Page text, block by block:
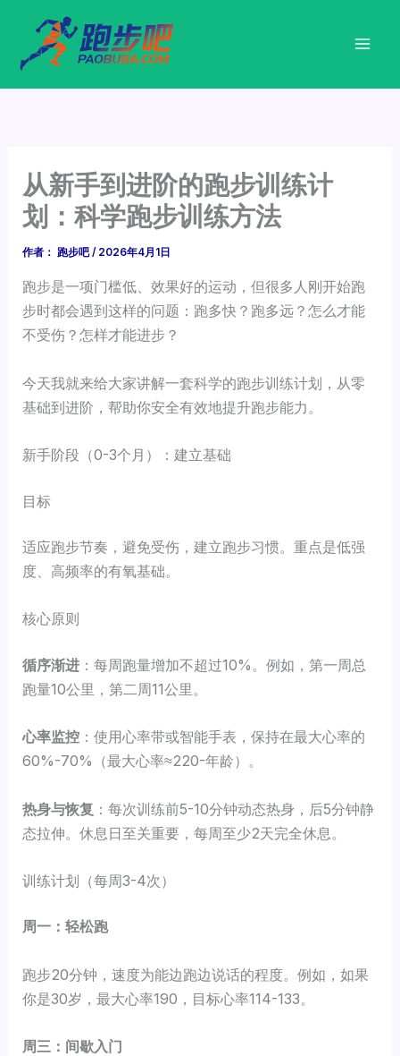
从新手到进阶的跑步训练计
划：科学跑步训练方法
作者： 跑步吧/ 2026年4月1日
跑步是一项门槛低、效果好的运动，但很多人刚开始跑
步时都会遇到这样的问题：跑多快？跑多远？怎么才能
不受伤？怎样才能进步？
今天我就来给大家讲解一套科学的跑步训练计划，从零
基础到进阶，帮助你安全有效地提升跑步能力。
新手阶段（0-3个月）：建立基础
目标
适应跑步节奏，避免受伤，建立跑步习惯。重点是低强
度、高频率的有氧基础。
核心原则
循序渐进 ：每周跑量增加不超过10%。例如，第一周总
跑量10公里，第二周11公里。
心率监控 ：使用心率带或智能手表，保持在最大心率的
60%-70%（最大心率≈220-年龄）。
热身与恢复 ：每次训练前5-10分钟动态热身，后5分钟静
态拉伸。休息日至关重要，每周至少2天完全休息。
训练计划（每周3-4次）
周一：轻松跑
跑步20分钟，速度为能边跑边说话的程度。例如，如果
你是30岁，最大心率190，目标心率114-133。
周三：间歇入门